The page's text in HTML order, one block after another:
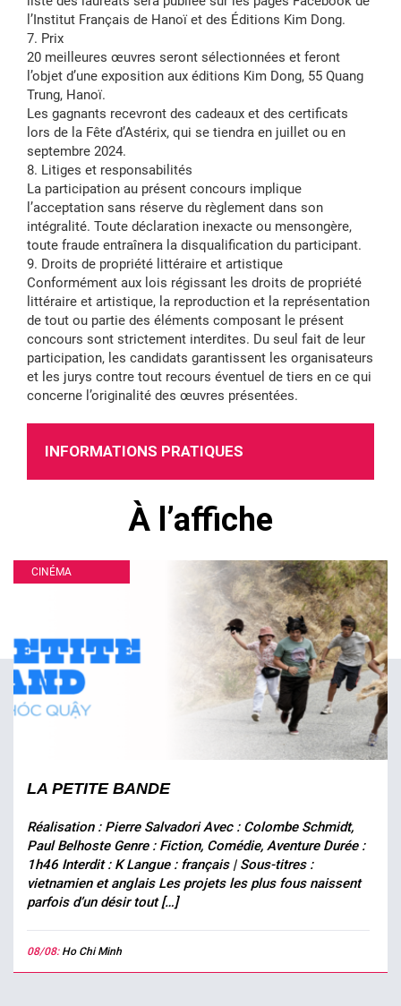
l’Institut Français de Hanoï et des Éditions Kim Dong.
7. Prix
20 meilleures œuvres seront sélectionnées et feront
l’objet d’une exposition aux éditions Kim Dong, 55 Quang
Trung, Hanoï.
Les gagnants recevront des cadeaux et des certificats
lors de la Fête d’Astérix, qui se tiendra en juillet ou en
septembre 2024.
8. Litiges et responsabilités
La participation au présent concours implique
l’acceptation sans réserve du règlement dans son
intégralité. Toute déclaration inexacte ou mensongère,
toute fraude entraînera la disqualification du participant.
9. Droits de propriété littéraire et artistique
Conformément aux lois régissant les droits de propriété
littéraire et artistique, la reproduction et la représentation
de tout ou partie des éléments composant le présent
concours sont strictement interdites. Du seul fait de leur
participation, les candidats garantissent les organisateurs
et les jurys contre tout recours éventuel de tiers en ce qui
concerne l’originalité des œuvres présentées.
INFORMATIONS PRATIQUES
À l’affiche
CINÉMA
LA PETITE BANDE
Réalisation : Pierre Salvadori Avec : Colombe Schmidt,
Paul Belhoste Genre : Fiction, Comédie, Aventure Durée :
1h46 Interdit : K Langue : français | Sous-titres :
vietnamien et anglais Les projets les plus fous naissent
parfois d’un désir tout […]
08/08: Ho Chi Minh